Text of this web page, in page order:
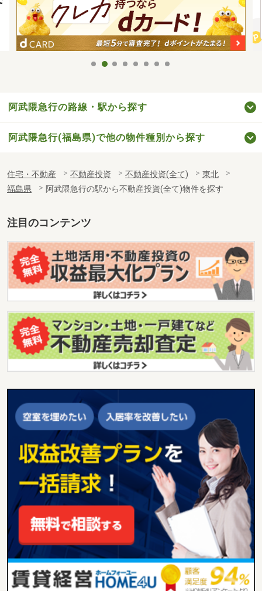
阿武隈急行の路線・駅から探す
阿武隈急行(福島県)で他の物件種別から探す
住宅・不動産 不動産投資 不動産投資(全て)
東北
福島県
阿武隈急行の駅から不動産投資(全て)物件を探す
注目のコンテンツ